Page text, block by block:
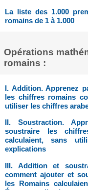
La liste des 1.000
romains de 1 à 1.000
Opérations
romains :
I. Addition. Apprenez
les chiffres romains
utiliser les chiffres
II. Soustraction.
soustraire les
calculaient, sans
explications
III. Addition et
comment ajouter et
les Romains